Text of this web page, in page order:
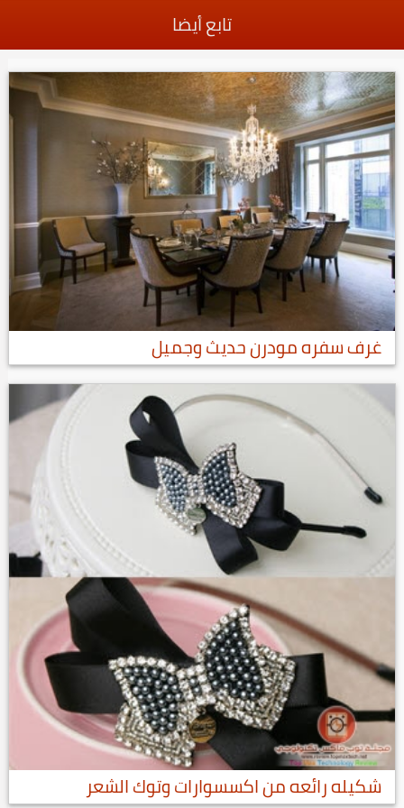
تابع أيضا
غرف سفره مودرن حديث وجميل
شكيله رائعه من اكسسوارات وتوك الشعر